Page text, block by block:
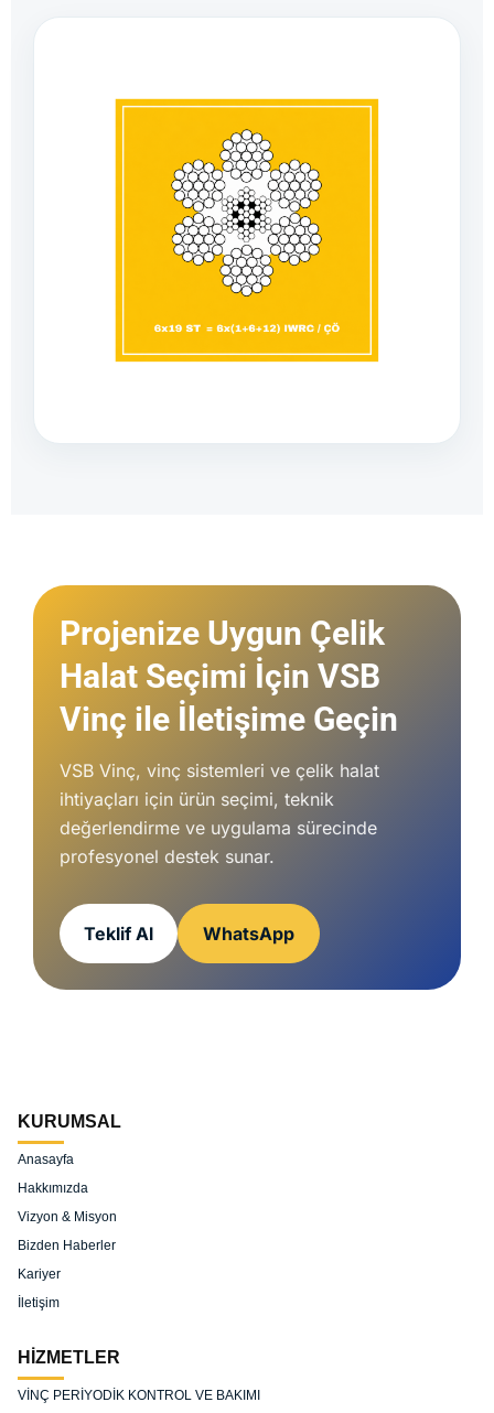
Projenize Uygun Çelik
Halat Seçimi İçin VSB
Vinç ile İletişime Geçin
VSB Vinç, vinç sistemleri ve çelik halat
ihtiyaçları için ürün seçimi, teknik
değerlendirme ve uygulama sürecinde
profesyonel destek sunar.
Teklif Al WhatsApp
KURUMSAL
Anasayfa
Hakkımızda
Vizyon & Misyon
Bizden Haberler
Kariyer
İletişim
HİZMETLER
VİNÇ PERİYODİK KONTROL VE BAKIMI